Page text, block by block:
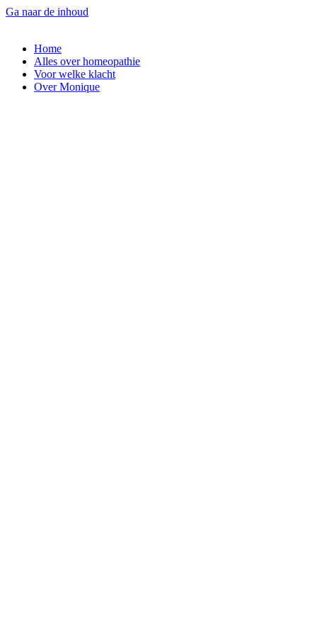
Ga naar de inhoud
Home
Alles over homeopathie
Voor welke klacht
Over Monique